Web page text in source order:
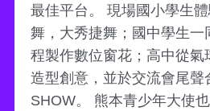
最佳平台。 現場國小學生
舞，大秀捷舞；國中學生一
程製作數位窗花；高中從氣
造型創意，並於交流會尾聲
SHOW。 熊本青少年大使